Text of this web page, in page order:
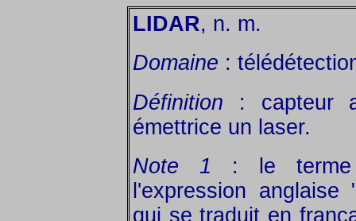
LIDAR, n. m.
Domaine :
Définition : capteur
émettrice un laser.
Note 1 : le terme
l'expression
qui se traduit en